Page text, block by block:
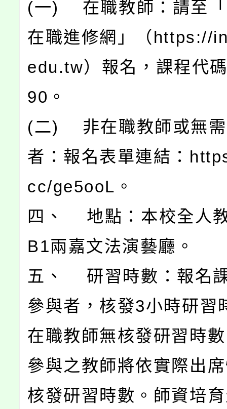
(一) 在職教師：請至「
在職進修網」（https://
edu.tw）報名，課程代
90。
(二) 非在職教師或無需
者：報名表單連結：
cc/ge5ooL。
四、 地點：本校全人
B1兩嘉文法演藝廳。
五、 研習時數：報名
參與者，核發3小時研習
在職教師無核發研習時
參與之教師將依實際出
核發研習時數。師資培